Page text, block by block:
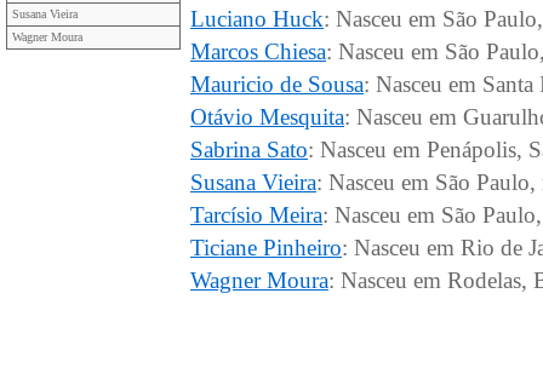
Susana Vieira
Wagner Moura
Luciano Huck: Nasceu em São
Marcos Chiesa: Nasceu em São
Mauricio de Sousa: Nasceu em
Otávio Mesquita: Nasceu em
Sabrina Sato: Nasceu em Penápolis,
Susana Vieira: Nasceu em São
Tarcísio Meira: Nasceu em São
Ticiane Pinheiro: Nasceu em Rio de
Wagner Moura: Nasceu em